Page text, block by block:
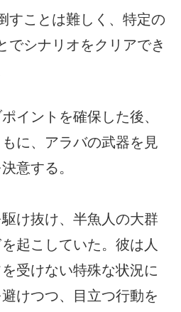
すことは難しく、特定の
でシナリオをクリアでき
イントを確保した後、
に、アラバの武器を見
意する。
け抜け、半魚人の大群
起こしていた。彼は人
受けない特殊な状況に
けつつ、目立つ行動を